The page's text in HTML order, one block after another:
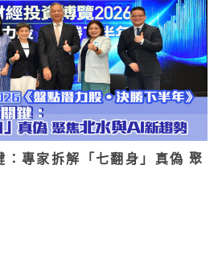
：專家拆解「七翻身」真偽 聚